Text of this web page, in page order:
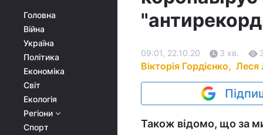
Головна
Війна
Україна
Політика
Економіка
Світ
Екологія
Регіони
Спорт
Вікторія Гордієнко, Леся
09:01, 22.10.20 3 хв.
Також відомо, що за